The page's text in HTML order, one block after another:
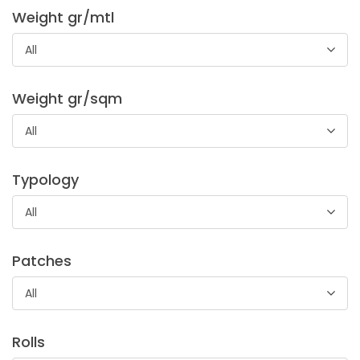
Tela 100 % lana in altezza 170 cm ideale per il ricamo di
morbidi e caldi capi di abbigliamento, accessori moda ed
Weight gr/mtl
All
Weight gr/sqm
All
Typology
All
Patches
All
Rolls